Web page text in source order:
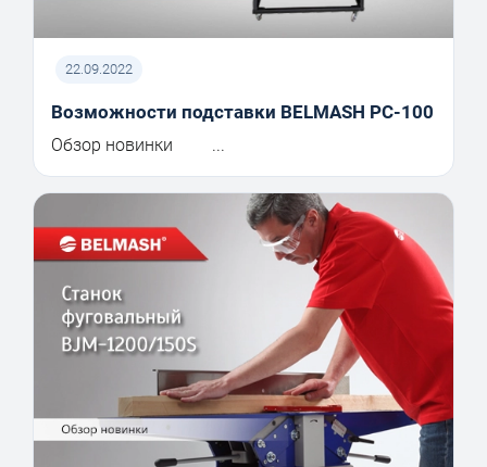
22.09.2022
Возможности подставки BELMASH PC-100
Обзор новинки ...